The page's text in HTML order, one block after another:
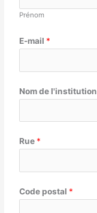
Prénom
E-mail *
Nom de l'institution
Rue *
Code postal *